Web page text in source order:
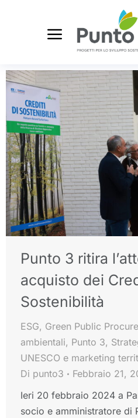
Punto 3 ritira
acquisto dei
Sostenibilità
ESG, Green Public
ambientali, Punto 3,
UNESCO e marketing
Di punto3
Febbraio 21,
Ieri 20 febbraio 2024 a
socio e amministratore di